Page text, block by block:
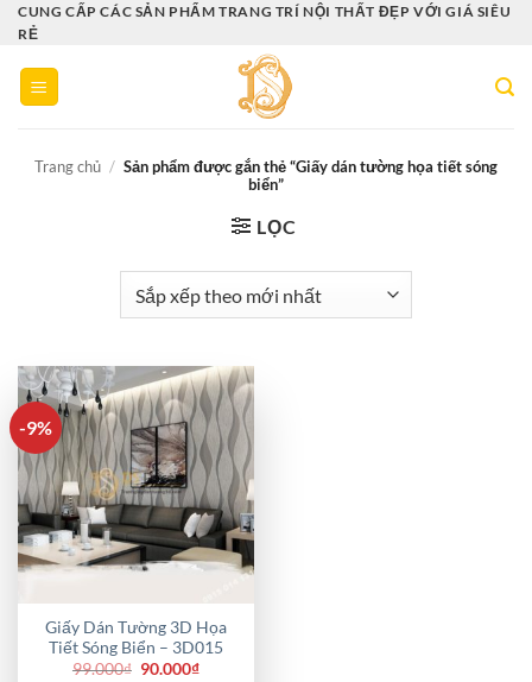
Bỏ
qua
nội
dung
CUNG CẤP CÁC SẢN PHẨM TRANG TRÍ NỘI THẤT ĐẸP VỚI GIÁ SIÊU
RẺ
Trang chủ / Sản phẩm được gắn thẻ “Giấy dán tường họa tiết sóng
biển”
LỌC
-9%
Giấy Dán Tường 3D Họa
Tiết Sóng Biển – 3D015
99.000₫ Giá
90.000₫Giá